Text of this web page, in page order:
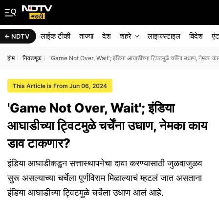
NDTV लाईव्ह टीव्ही ताज्या देश शहरे लाइफस्टाइल विदेश
होम निवडणूक 'Game Not Over, Wait'; इंडिया आघाडीच्या ट्विटमुळे चर्चेंना उधाण, नेमका
This Article is From Jun 06, 2024
'Game Not Over, Wait'; इंडिया
आघाडीच्या ट्विटमुळे चर्चेंना उधाण, नेमका काय
डाव टाकणार?
इंडिया आघाडीकडून सत्तास्थापनेचा दावा करण्यासाठी जुळवाजुळव
सुरू असल्याच्या चर्चेला पूर्णविराम मिळाल्याचं म्हटलं जात असताना
इंडिया आघाडीच्या ट्विटमुळे चर्चेला उधाण आलं आहे.